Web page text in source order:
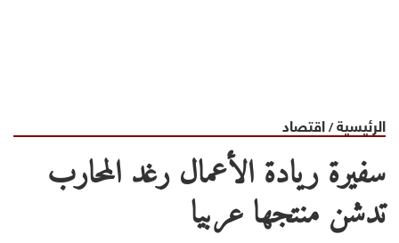
الرئيسية/اقتصاد
سفيرة ريادة الأعمال رغد المحارب
تدشن منتجها عربيا